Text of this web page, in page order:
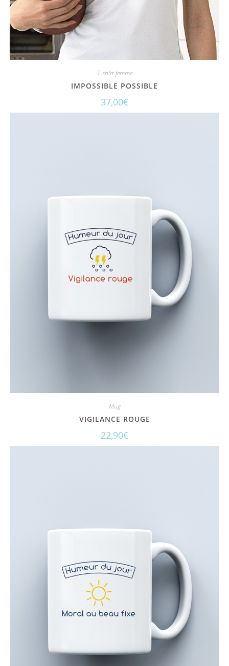
T-shirt femme
IMPOSSIBLE POSSIBLE
37,00€
Mug
VIGILANCE ROUGE
22,90€